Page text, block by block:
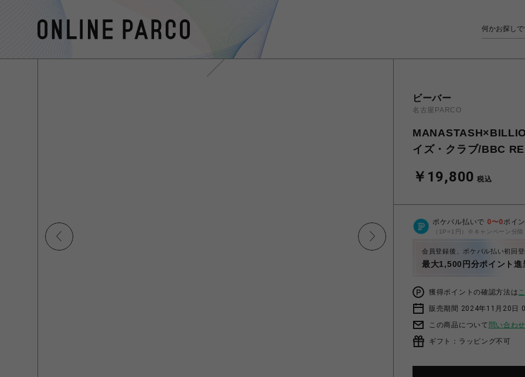
ビーバー
名古屋PARCO
イズ・クラブ/BBC
￥19,800 税込
ポケパル払いで 0〜0ポイ
（1P=1円）※キャンペーン分除
会員登録後、ポケパル払い初回
最大1,500円分ポイント進
獲得ポイントの確認方法は
販売期間 2024年11月20日
この商品について 問い合わ
ギフト：ラッピング不可